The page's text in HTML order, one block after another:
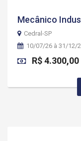
Mecânico
Cedral-SP
10/07/26 à 31/12/
R$ 4.300,00